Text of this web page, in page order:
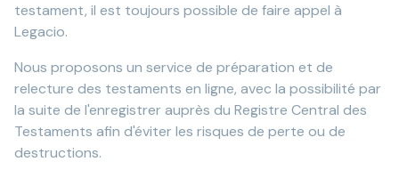
testament, il est toujours possible de faire appel à
Legacio.
Nous proposons un service de préparation et de
relecture des testaments en ligne, avec la possibilité par
la suite de l'enregistrer auprès du Registre Central des
Testaments afin d'éviter les risques de perte ou de
destructions.